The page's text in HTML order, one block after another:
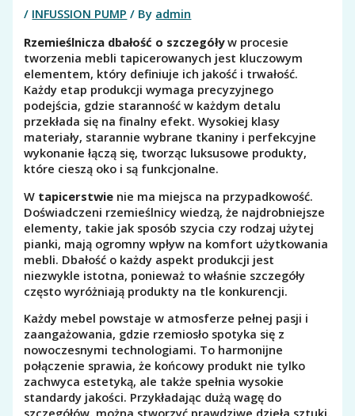
/ INFUSSION PUMP / By admin
Rzemieślnicza dbałość o szczegóływ procesie
tworzenia mebli tapicerowanych jest kluczowym
elementem, który definiuje ich jakość i trwałość.
Każdy etap produkcji wymaga precyzyjnego
podejścia, gdzie staranność w każdym detalu
przekłada się na finalny efekt. Wysokiej klasy
materiały, starannie wybrane tkaniny i perfekcyjne
wykonanie łączą się, tworząc luksusowe produkty,
które cieszą oko i są funkcjonalne.
W tapicerstwie nie ma miejsca na przypadkowość.
Doświadczeni rzemieślnicy wiedzą, że najdrobniejsze
elementy, takie jak sposób szycia czy rodzaj użytej
pianki, mają ogromny wpływ na komfort użytkowania
mebli. Dbałość o każdy aspekt produkcji jest
niezwykle istotna, ponieważ to właśnie szczegóły
często wyróżniają produkty na tle konkurencji.
Każdy mebel powstaje w atmosferze pełnej pasji i
zaangażowania, gdzie rzemiosło spotyka się z
nowoczesnymi technologiami. To harmonijne
połączenie sprawia, że końcowy produkt nie tylko
zachwyca estetyką, ale także spełnia wysokie
standardy jakości. Przykładając dużą wagę do